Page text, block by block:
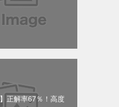
正解率67％！高度